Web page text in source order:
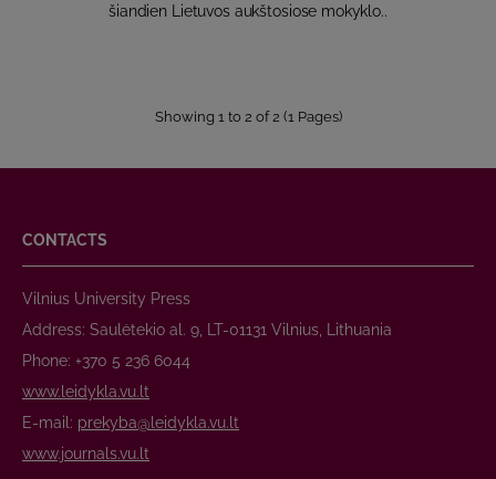
šiandien Lietuvos aukštosiose mokyklo..
Showing 1 to 2 of 2 (1 Pages)
CONTACTS
Vilnius University Press
Address: Saulėtekio al. 9, LT-01131 Vilnius, Lithuania
Phone: +370 5 236 6044
www.leidykla.vu.lt
E-mail: prekyba@leidykla.vu.lt
www.journals.vu.lt